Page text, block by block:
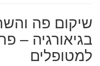
שיקום פה
בגיאורגיה –
למטופלים